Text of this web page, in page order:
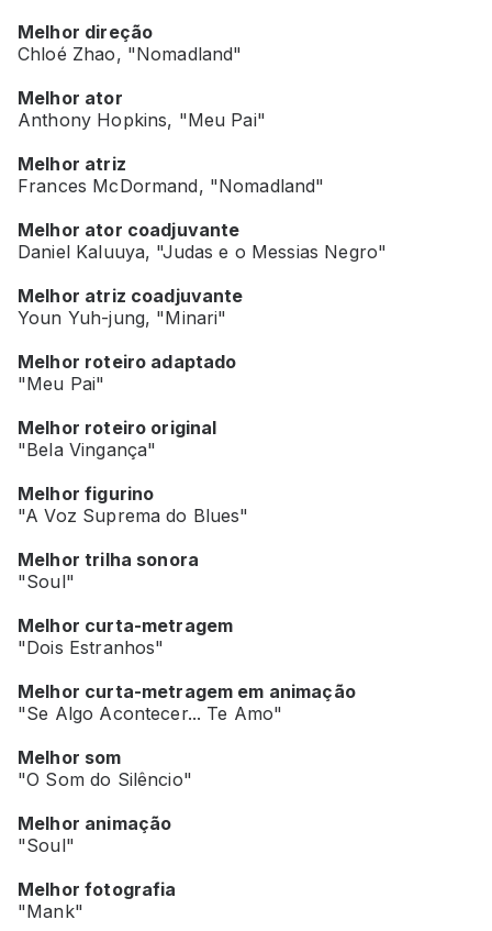
Melhor direção
Chloé Zhao, "Nomadland"
Melhor ator
Anthony Hopkins, "Meu Pai"
Melhor atriz
Frances McDormand, "Nomadland"
Melhor ator coadjuvante
Daniel Kaluuya, "Judas e o Messias Negro"
Melhor atriz coadjuvante
Youn Yuh-jung, "Minari"
Melhor roteiro adaptado
"Meu Pai"
Melhor roteiro original
"Bela Vingança"
Melhor figurino
"A Voz Suprema do Blues"
Melhor trilha sonora
"Soul"
Melhor curta-metragem
"Dois Estranhos"
Melhor curta-metragem em animação
"Se Algo Acontecer... Te Amo"
Melhor som
"O Som do Silêncio"
Melhor animação
"Soul"
Melhor fotografia
"Mank"